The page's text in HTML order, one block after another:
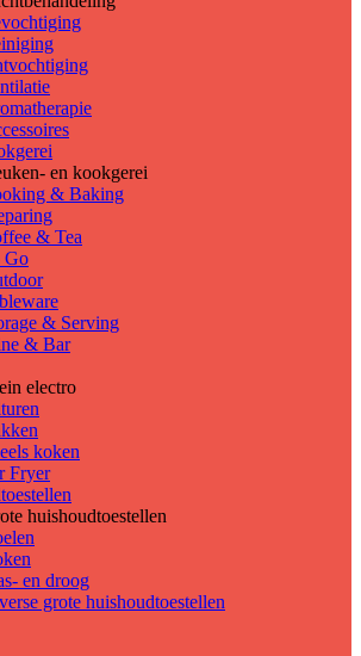
en kookgerei
& Baking
& Tea
Go
& Serving
& Bar
electro
koken
Fryer
huishoudtoestellen
en droog
grote huishoudtoestellen